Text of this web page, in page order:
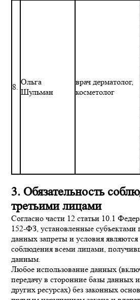
8.
Ольга
Шульман
врач дерматолог,
косметолог
3. Обязательность
третьими лицами
Согласно части 12 статьи 10.1
152-ФЗ, установленные субъектами
данных запреты и условия
соблюдения всеми лицами,
данным.
Любое использование данных
передачу в сторонние базы данных
других ресурсах) без законных